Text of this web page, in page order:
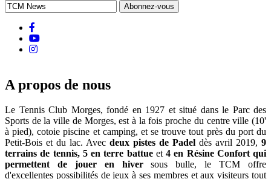
Youtube
instagram
A propos de nous
Le Tennis Club Morges, fondé en 1927 et situé dans le Parc des
Sports de la ville de Morges, est à la fois proche du centre ville (10'
à pied), cotoie piscine et camping, et se trouve tout près du port du
Petit-Bois et du lac. Avec deux pistes de Padel dès avril 2019, 9
terrains de tennis, 5 en terre battueet 4 en Résine Confort qui
permettent de jouer en hiversous bulle, le TCM offre
d'excellentes possibilités de jeux à ses membres et aux visiteurs tout